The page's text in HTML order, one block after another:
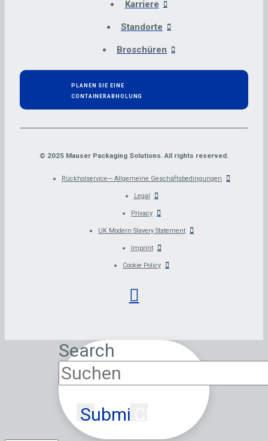
Karriere
Standorte
Broschüren
PLANEN SIE EINE
CONTAINERABHOLUNG
© 2025 Mauser Packaging Solutions. All rights reserved.
Rückholservice— Allgemeine Geschäftsbedingungen
Legal
Privacy
UK Modern Slavery Statement
Imprint
Cookie Policy
Search
Submit